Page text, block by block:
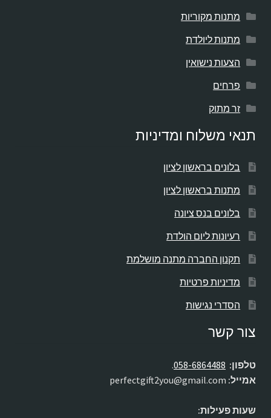
מתנות מקוריות
מתנות ליולדת
הצעות נישואין
פרחים
זר מתוק
תנאי משלוח ומדיניות
בלונים בראשון לציון
מתנות בראשון לציון
בלונים בנס ציונה
רעיונות ליום הולדת
תקנון החברה מתנה מושלמת
מדיניות פרטיות
הסדרי נגישות
צור קשר
טלפון: 058-6864488
.
אמייל:
שעות פעילות: